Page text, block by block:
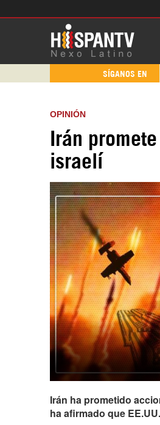
SÍGANOS EN
OPINIÓN
Irán
israelí
Irán ha prometido
ha afirmado que